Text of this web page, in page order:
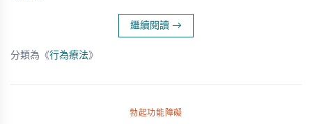
繼續閱讀 →
分類為《行為療法》
勃起功能障礙